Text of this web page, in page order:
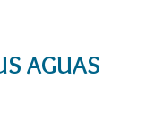
AGUAS